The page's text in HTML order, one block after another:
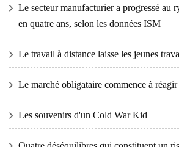
Le secteur manufacturier a progressé au
en quatre ans, selon les données ISM
Le travail à distance laisse les jeunes
Le marché obligataire commence à réagir
Les souvenirs d'un Cold War Kid